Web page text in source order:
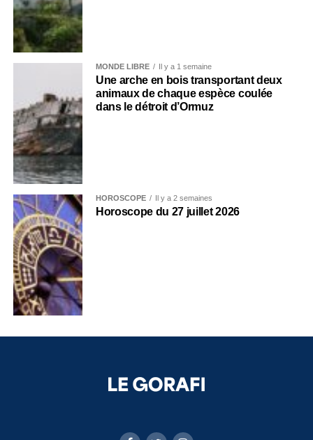
MONDE LIBRE Il y a 1 semaine
Une arche en bois transportant deux
animaux de chaque espèce coulée
dans le détroit d’Ormuz
HOROSCOPE Il y a 2 semaines
Horoscope du 27 juillet 2026